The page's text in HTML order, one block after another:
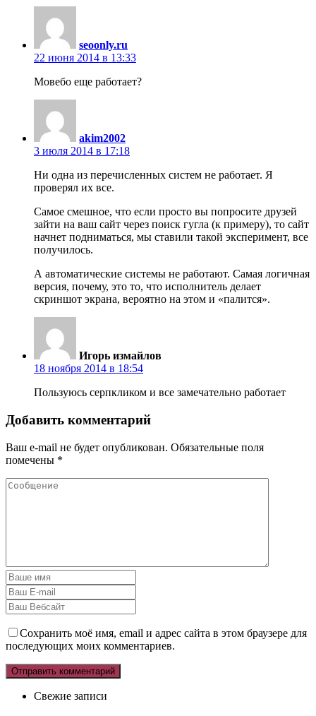
seoonly.ru
22 июня 2014 в 13:33
Мовебо еще работает?
akim2002
3 июля 2014 в 17:18
Ни одна из перечисленных систем не работает. Я
проверял их все.
Самое смешное, что если просто вы попросите друзей
зайти на ваш сайт через поиск гугла (к примеру), то сайт
начнет подниматься, мы ставили такой эксперимент, все
получилось.
А автоматические системы не работают. Самая логичная
версия, почему, это то, что исполнитель делает
скриншот экрана, вероятно на этом и «палится».
Игорь измайлов
18 ноября 2014 в 18:54
Пользуюсь серпкликом и все замечательно работает
Добавить комментарий
Ваш e-mail не будет опубликован. Обязательные поля
помечены *
Сохранить моё имя, email и адрес сайта в этом браузере для
последующих моих комментариев.
Свежие записи